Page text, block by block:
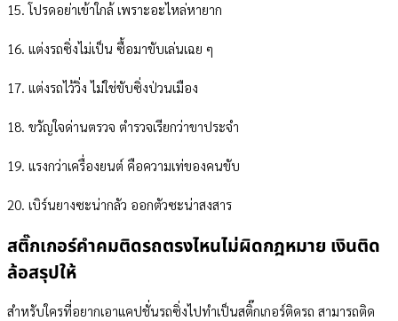
15. โปรดอย่าเข้าใกล้ เพราะอะไหล่หายาก
16. แต่งรถซิ่งไม่เป็น ซื้อมาขับเล่นเฉย ๆ
17. แต่งรถไว้วิ่ง ไม่ใช่ขับซิ่งป่วนเมือง
18. ขวัญใจด่านตรวจ ตำรวจเรียกว่าขาประจำ
19. แรงกว่าเครื่องยนต์ คือความเท่ของคนขับ
20. เบิร์นยางซะน่ากลัว ออกตัวซะน่าสงสาร
สติ๊กเกอร์คำคมติดรถตรงไหนไม่ผิดกฎหมาย เงินติด
ล้อสรุปให้
สำหรับใครที่อยากเอาแคปชั่นรถซิ่งไปทำเป็นสติ๊กเกอร์ติดรถ สามารถติด